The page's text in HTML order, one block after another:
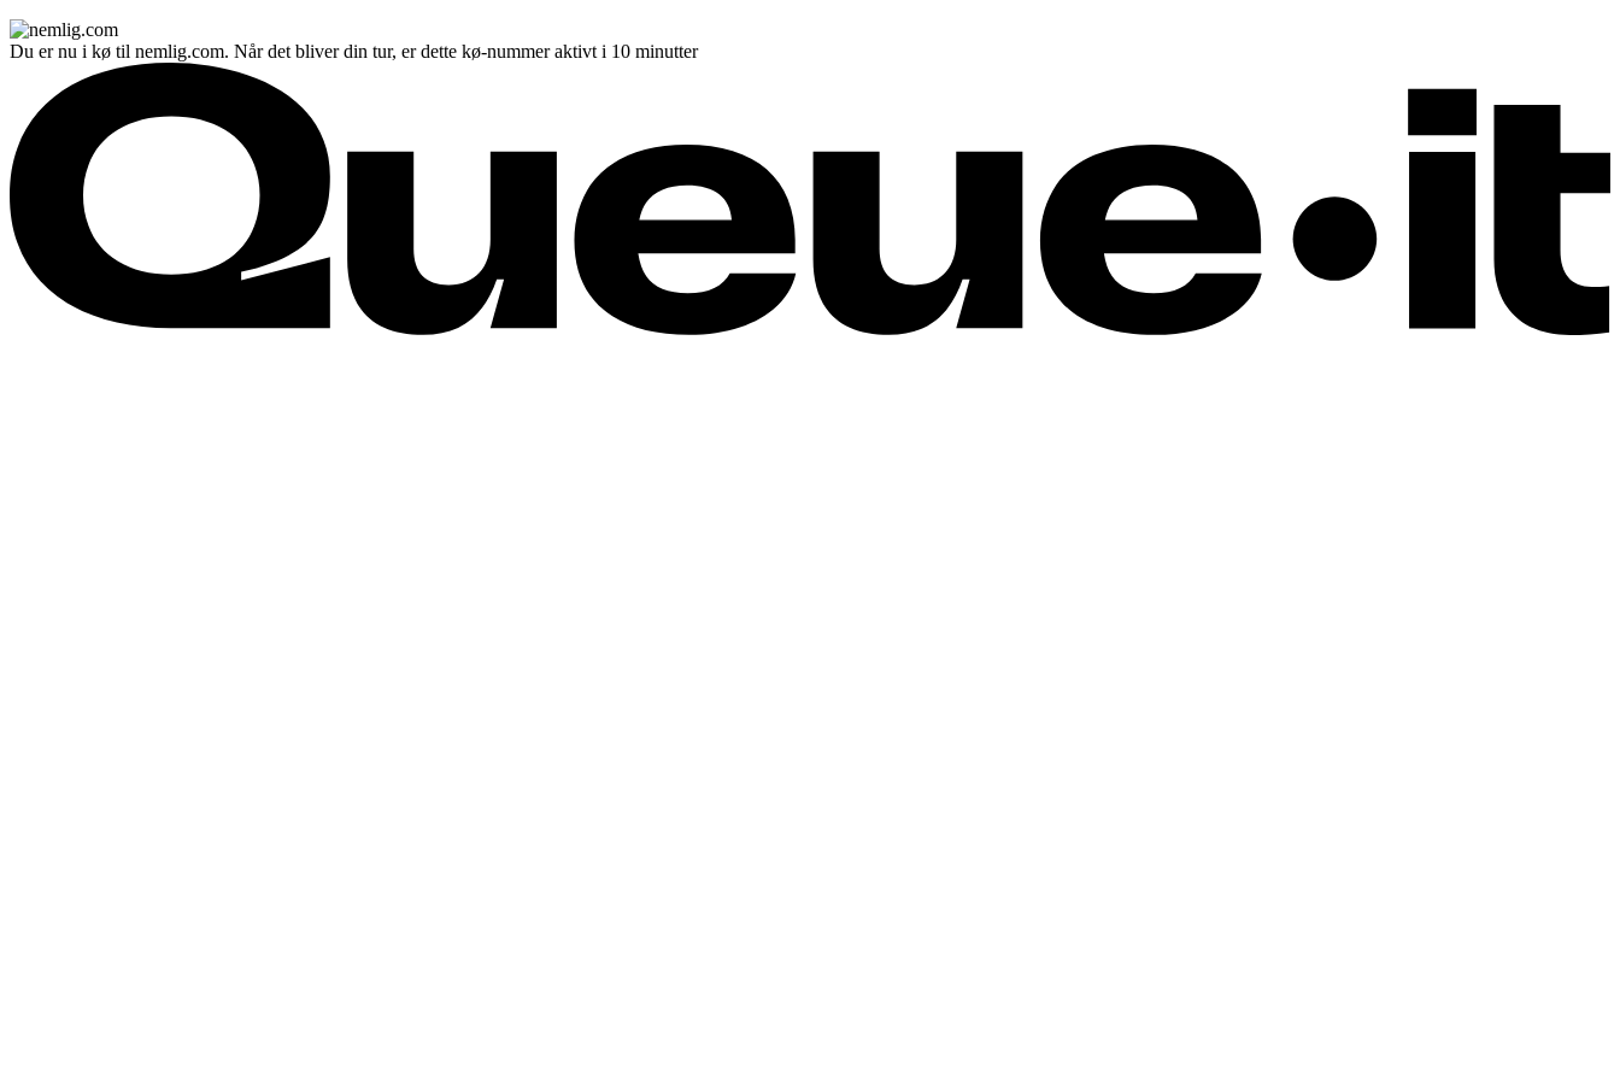
Du er nu i kø til nemlig.com. Når det bliver din tur, er dette kø-nummer aktivt i 10 minutter